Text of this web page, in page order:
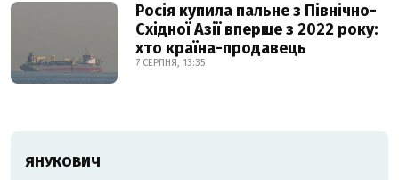
Росія купила пальне з Північно-
Східної Азії вперше з 2022 року:
хто країна-продавець
7 СЕРПНЯ, 13:35
ЯНУКОВИЧ